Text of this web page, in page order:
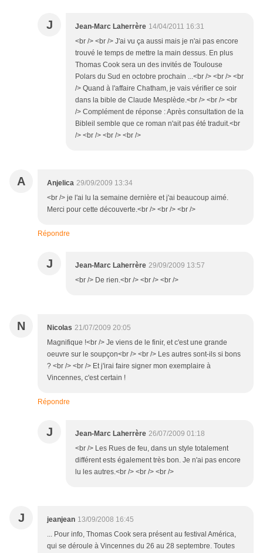
J Jean-Marc Laherrère 14/04/2011 16:31
<br /> <br /> J'ai vu ça aussi mais je n'ai pas encore
trouvé le temps de mettre la main dessus. En plus
Thomas Cook sera un des invités de Toulouse
Polars du Sud en octobre prochain ...<br /> <br /> <br
/> Quand à l'affaire Chatham, je vais vérifier ce soir
dans la bible de Claude Mesplède.<br /> <br /> <br
/> Complément de réponse : Après consultation de la
Bibleil semble que ce roman n'ait pas été traduit.<br
/> <br /> <br /> <br />
A Anjelica 29/09/2009 13:34
<br /> je l'ai lu la semaine dernière et j'ai beaucoup aimé.
Merci pour cette découverte.<br /> <br /> <br />
Répondre
J Jean-Marc Laherrère 29/09/2009 13:57
<br /> De rien.<br /> <br /> <br />
N Nicolas 21/07/2009 20:05
Magnifique !<br /> Je viens de le finir, et c'est une grande
oeuvre sur le soupçon<br /> <br /> Les autres sont-ils si bons
? <br /> <br /> Et j'irai faire signer mon exemplaire à
Vincennes, c'est certain !
Répondre
J Jean-Marc Laherrère 26/07/2009 01:18
<br /> Les Rues de feu, dans un style totalement
différent ests également très bon. Je n'ai pas encore
lu les autres.<br /> <br /> <br />
J jeanjean 13/09/2008 16:45
... Pour info, Thomas Cook sera présent au festival América,
qui se déroule à Vincennes du 26 au 28 septembre. Toutes